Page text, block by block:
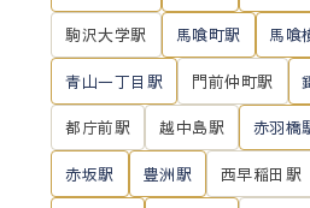
駒沢大学駅 馬喰町駅 馬喰
青山一丁目駅 門前仲町駅
都庁前駅 越中島駅 赤羽橋
赤坂駅 豊洲駅 西早稲田駅